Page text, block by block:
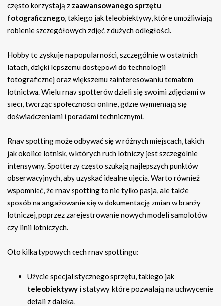
często korzystają z zaawansowanego sprzętu
fotograficznego , takiego jak teleobiektywy, które umożliwiają
robienie szczegółowych zdjęć z dużych odległości.
Hobby to zyskuje na popularności, szczególnie w ostatnich
latach, dzięki lepszemu dostępowi do technologii
fotograficznej oraz większemu zainteresowaniu tematem
lotnictwa. Wielu rnav spotterów dzieli się swoimi zdjęciami w
sieci, tworząc społeczności online, gdzie wymieniają się
doświadczeniami i poradami technicznymi.
Rnav spotting może odbywać się w różnych miejscach, takich
jak okolice lotnisk, w których ruch lotniczy jest szczególnie
intensywny. Spotterzy często szukają najlepszych punktów
obserwacyjnych, aby uzyskać idealne ujęcia. Warto również
wspomnieć, że rnav spotting to nie tylko pasja, ale także
sposób na angażowanie się w dokumentację zmian w branży
lotniczej, poprzez zarejestrowanie nowych modeli samolotów
czy linii lotniczych.
Oto kilka typowych cech rnav spottingu:
Użycie specjalistycznego sprzętu, takiego jak
teleobiektywy i statywy, które pozwalają na uchwycenie
detali z daleka.